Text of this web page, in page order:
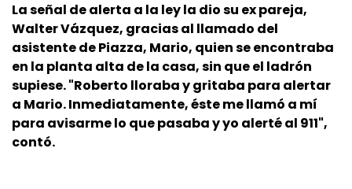
La señal de alerta a la ley la dio su ex pareja,
Walter Vázquez, gracias al llamado del
asistente de Piazza, Mario, quien se encontraba
en la planta alta de la casa, sin que el ladrón
supiese. "Roberto lloraba y gritaba para alertar
a Mario. Inmediatamente, éste me llamó a mí
para avisarme lo que pasaba y yo alerté al 911",
contó.